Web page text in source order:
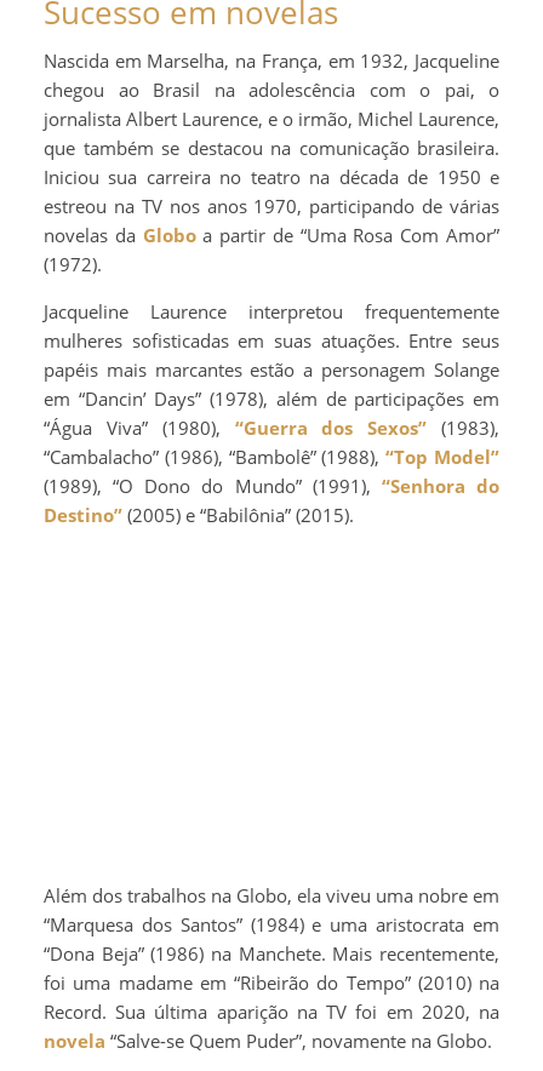
Sucesso em novelas
Nascida em Marselha, na França, em 1932, Jacqueline
chegou ao Brasil na adolescência com o pai, o
jornalista Albert Laurence, e o irmão, Michel Laurence,
que também se destacou na comunicação brasileira.
Iniciou sua carreira no teatro na década de 1950 e
estreou na TV nos anos 1970, participando de várias
novelas da Globoa partir de “Uma Rosa Com Amor”
(1972).
Jacqueline Laurence interpretou frequentemente
mulheres sofisticadas em suas atuações. Entre seus
papéis mais marcantes estão a personagem Solange
em “Dancin’ Days” (1978), além de participações em
“Água Viva” (1980), “Guerra dos Sexos” (1983),
“Cambalacho” (1986), “Bambolê” (1988),“Top Model”
(1989), “O Dono do Mundo” (1991), “Senhora do
Destino” (2005) e “Babilônia” (2015).
Além dos trabalhos na Globo, ela viveu uma nobre em
“Marquesa dos Santos” (1984) e uma aristocrata em
“Dona Beja” (1986) na Manchete. Mais recentemente,
foi uma madame em “Ribeirão do Tempo” (2010) na
Record. Sua última aparição na TV foi em 2020, na
novela “Salve-se Quem Puder”, novamente na Globo.